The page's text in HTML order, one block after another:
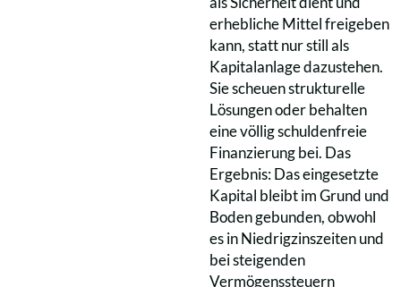
erhebliche Mittel freigeben
kann, statt nur still als
Kapitalanlage dazustehen.
Sie scheuen strukturelle
Lösungen oder behalten
eine völlig schuldenfreie
Finanzierung bei. Das
Ergebnis: Das eingesetzte
Kapital bleibt im Grund und
Boden gebunden, obwohl
es in Niedrigzinszeiten und
bei steigenden
Vermögenssteuern